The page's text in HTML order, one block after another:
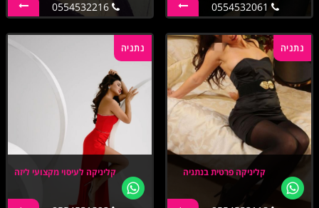
0554532216
נתניה
קליניקה פרטית בנתניה
נתניה
קליניקה לעיסוי מקצועי ליזה